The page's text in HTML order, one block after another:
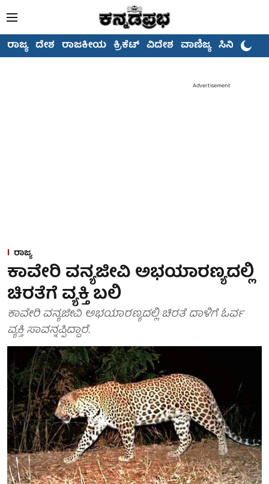
ರಾಜ್ಯ ದೇಶ ರಾಜಕೀಯ ಕ್ರಿಕೆಟ್ ವಿದೇಶ ವಾಣಿಜ್ಯ ಸಿನಿಮಾ
Advertisement
ರಾಜ್ಯ
ಕಾವೇರಿ ವನ್ಯಜೀವಿ ಅಭಯಾರಣ್ಯದಲ್ಲಿ
ಚಿರತೆಗೆ ವ್ಯಕ್ತಿ ಬಲಿ
ಕಾವೇರಿ ವನ್ಯಜೀವಿ ಅಭಯಾರಣ್ಯದಲ್ಲಿ ಚಿರತೆ ದಾಳಿಗೆ ಓರ್ವ
ವ್ಯಕ್ತಿ ಸಾವನ್ನಪ್ಪಿದ್ದಾರೆ.